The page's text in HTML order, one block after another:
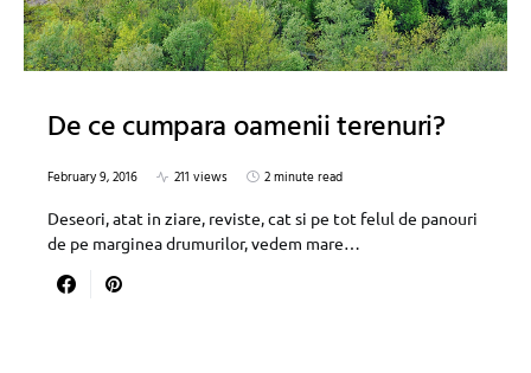
De ce cumpara oamenii terenuri?
February 9, 2016 211 views
2 minute read
Deseori, atat in ziare, reviste, cat si pe tot felul de panouri
de pe marginea drumurilor, vedem mare…